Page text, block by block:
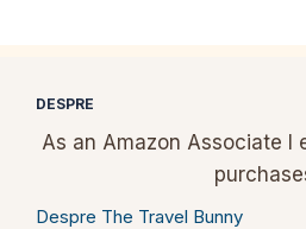
DESPRE
As an Amazon Associate I
Despre The Travel Bunny